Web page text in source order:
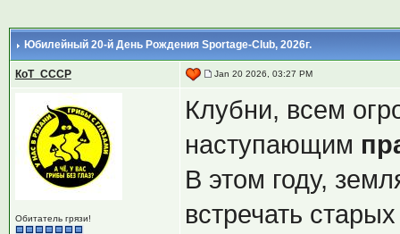
Юбилейный 20-й День Рождения Sportage-Club, 2026г.
КоТ_СССР Jan 20 2026, 03:27 PM
Обитатель грязи!
Клубни, всем
наступающим
В этом году,
встречать